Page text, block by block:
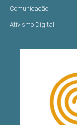
Comunicação
Ativismo Digital